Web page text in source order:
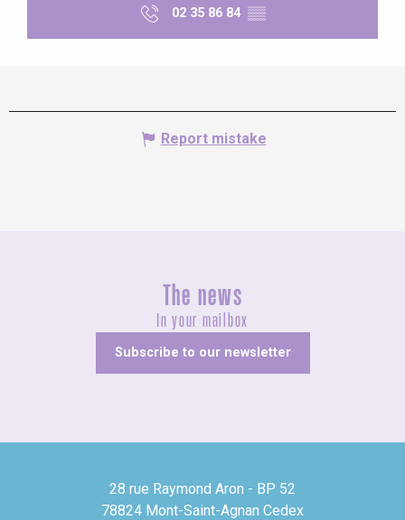
02 35 86 84 ▒▒
Report mistake
The news
In your mailbox
Subscribe to our newsletter
28 rue Raymond Aron - BP 52
78824 Mont-Saint-Agnan Cedex